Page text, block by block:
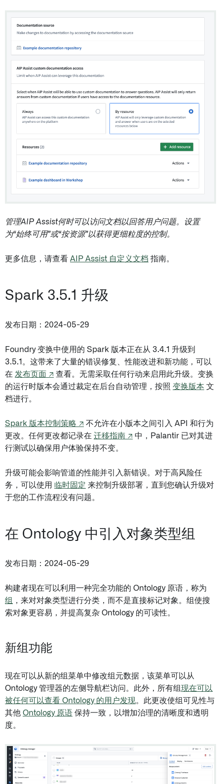
管理AIP Assist何时可以访问文档以回答用户问题。设置
为“始终可用”或“按资源”以获得更细粒度的控制。
更多信息，请查看 AIP Assist 自定义文档 指南。
Spark 3.5.1 升级
发布日期：2024-05-29
Foundry 变换中使用的 Spark 版本正在从 3.4.1 升级到
3.5.1。这带来了大量的错误修复、性能改进和新功能，可以
在 发布页面 ↗ 查看。无需采取任何行动来启用此升级。变换
的运行时版本会通过裁定在后台自动管理，按照 变换版本 文
档进行。
Spark 版本控制策略 ↗ 不允许在小版本之间引入 API 和行为
更改。任何更改都记录在 迁移指南 ↗ 中，Palantir 已对其进
行测试以确保用户体验保持不变。
升级可能会影响管道的性能并引入新错误。对于高风险任
务，可以使用 临时固定 来控制升级部署，直到您确认升级对
于您的工作流程没有问题。
在 Ontology 中引入对象类型组
发布日期：2024-05-29
构建者现在可以利用一种完全功能的 Ontology 原语，称为
组
，来对对象类型进行分类，而不是直接标记对象。组使搜
索对象更容易，并提高复杂 Ontology 的可读性。
新组功能
现在可以从新的组菜单中修改组元数据，该菜单可以从
Ontology 管理器的左侧导航栏访问。此外，所有组现在可以
被任何可以查看 Ontology 的用户发现。此更改使组可见性与
其他 Ontology 原语 保持一致，以增加治理的清晰度和透明
度。